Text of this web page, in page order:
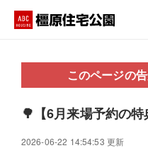
おうちカウンター
動画でモデルハウス見学
このページの
🌳【6月来場予約の
2026-06-22 14:54:53 更新